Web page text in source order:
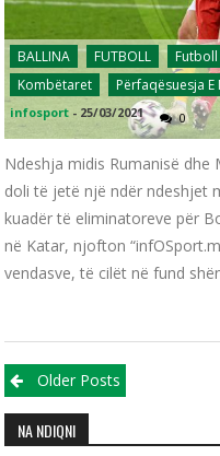
BALLINA FUTBOLL
Kombëtaret
Përfaqësuesja
infosport - 25/03/2021 0
Ndeshja midis Rumanisë dhe
doli të jetë një ndër ndeshjet
kuadër të eliminatoreve për
në Katar, njofton
vendasve, të cilët në fund
Posts navigation
Older Posts
NA NDIQNI